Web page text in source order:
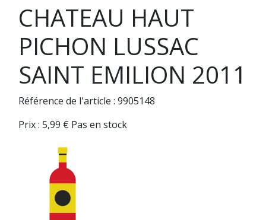
CHATEAU HAUT
PICHON LUSSAC
SAINT EMILION 2011
Référence de l'article : 9905148
Prix : 5,99 € Pas en stock